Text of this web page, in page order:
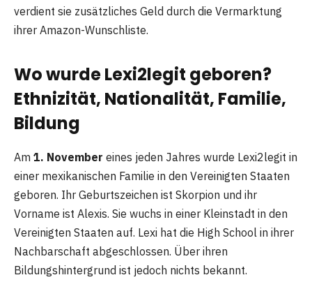
verdient sie zusätzliches Geld durch die Vermarktung
ihrer Amazon-Wunschliste.
Wo wurde Lexi2legit geboren?
Ethnizität, Nationalität, Familie,
Bildung
Am 1. November eines jeden Jahres wurde Lexi2legit in
einer mexikanischen Familie in den Vereinigten Staaten
geboren. Ihr Geburtszeichen ist Skorpion und ihr
Vorname ist Alexis. Sie wuchs in einer Kleinstadt in den
Vereinigten Staaten auf. Lexi hat die High School in ihrer
Nachbarschaft abgeschlossen. Über ihren
Bildungshintergrund ist jedoch nichts bekannt.